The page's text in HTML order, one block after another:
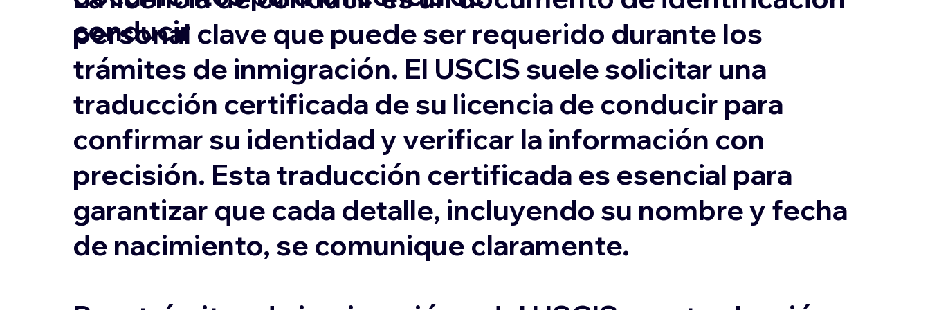
conducir
personal clave que puede ser requerido durante los
trámites de inmigración. El USCIS suele solicitar una
traducción certificada de su licencia de conducir para
confirmar su identidad y verificar la información con
precisión. Esta traducción certificada es esencial para
garantizar que cada detalle, incluyendo su nombre y fecha
de nacimiento, se comunique claramente.